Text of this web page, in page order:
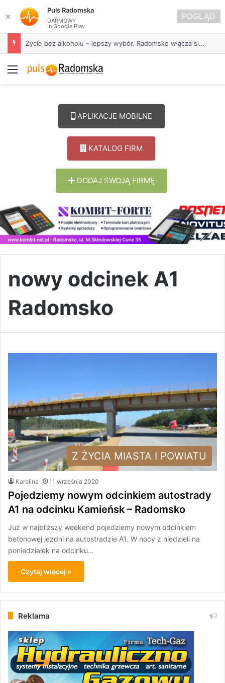
Życie bez alkoholu – lepszy wybór. Radomsko włącza się w Miesiąc Trzeźwości
Menu
APLIKACJE MOBILNE
KATALOG FIRM
DODAJ SWOJĄ FIRMĘ
nowy odcinek A1
Radomsko
Z ŻYCIA MIASTA I POWIATU
Karolina 11 września 2020
Pojedziemy nowym odcinkiem autostrady
A1 na odcinku Kamieńsk – Radomsko
Już w najbliższy weekend pojedziemy nowym odcinkiem
betonowej jezdni na autostradzie A1. W nocy z niedzieli na
poniedziałek na odcinku…
Czytaj więcej »
Reklama
✕
Puls Radomska
DARMOWY
In Google Play
POGLĄD